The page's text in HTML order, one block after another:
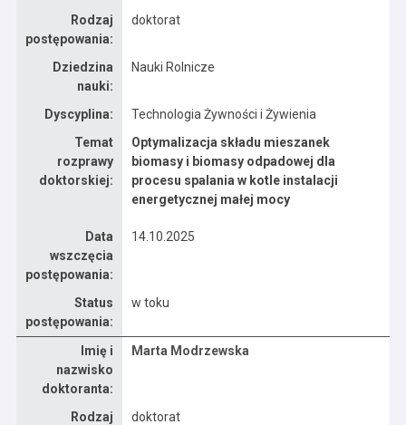
Rodzaj
postępowania:
doktorat
Dziedzina
nauki:
Nauki Rolnicze
Dyscyplina:
Technologia Żywności i Żywienia
Temat
rozprawy
doktorskiej:
Optymalizacja składu mieszanek
biomasy i biomasy odpadowej dla
procesu spalania w kotle instalacji
energetycznej małej mocy
Data
wszczęcia
postępowania:
14.10.2025
Status
postępowania:
w toku
Imię i
nazwisko
doktoranta:
Marta Modrzewska
Rodzaj
doktorat